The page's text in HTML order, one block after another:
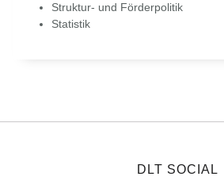
Struktur- und Förderpolitik
Statistik
DLT SOCIAL